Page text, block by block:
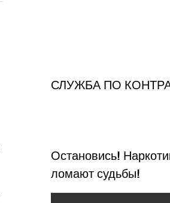
СЛУЖБА ПО
Остановись!
ломают судьбы!